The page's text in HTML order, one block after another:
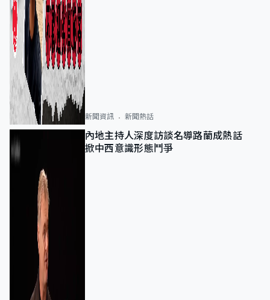
新聞資訊 新聞熱話
內地主持人深度訪談名導路蘭成熱話
掀中西意識形態鬥爭